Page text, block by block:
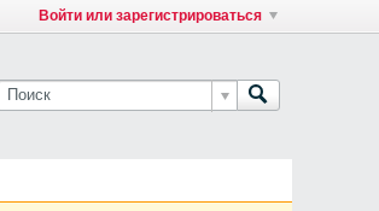
Войти или зарегистрироваться